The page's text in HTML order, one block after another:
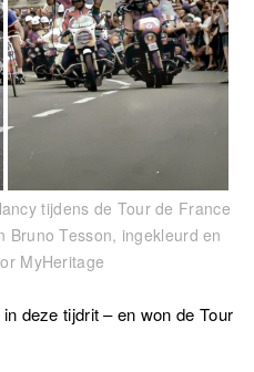
tijdens de Tour de France
Bruno Tesson, ingekleurd en
MyHeritage
deze tijdrit – en won de Tour